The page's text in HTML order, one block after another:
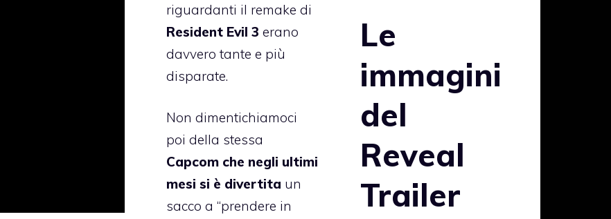
riguardanti il remake di
Resident Evil 3 erano
davvero tante e più
disparate.
Non dimentichiamoci
poi della stessa
Capcom che negli ultimi
mesi si è divertita un
sacco a “prendere in
Le
immagini
del
Reveal
Trailer